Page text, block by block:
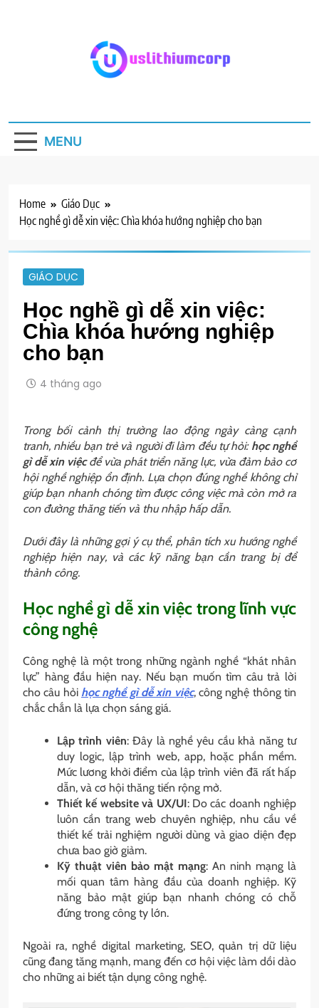
MENU
Home
Giáo Dục
Học nghề gì dễ xin việc: Chìa khóa hướng nghiệp cho bạn
GIÁO DỤC
Học nghề gì dễ xin việc:
Chìa khóa hướng nghiệp
cho bạn
4 tháng ago
Trong bối cảnh thị trường lao động ngày càng cạnh
tranh, nhiều bạn trẻ và người đi làm đều tự hỏi: học nghề
gì dễ xin việcđể vừa phát triển năng lực, vừa đảm bảo cơ
hội nghề nghiệp ổn định. Lựa chọn đúng nghề không chỉ
giúp bạn nhanh chóng tìm được công việc mà còn mở ra
con đường thăng tiến và thu nhập hấp dẫn.
Dưới đây là những gợi ý cụ thể, phân tích xu hướng nghề
nghiệp hiện nay, và các kỹ năng bạn cần trang bị để
thành công.
Học nghề gì dễ xin việc trong lĩnh vực
công nghệ
Công nghệ là một trong những ngành nghề “khát nhân
lực” hàng đầu hiện nay. Nếu bạn muốn tìm câu trả lời
cho câu hỏi học nghề gì dễ xin việc, công nghệ thông tin
chắc chắn là lựa chọn sáng giá.
Lập trình viên: Đây là nghề yêu cầu khả năng tư
duy logic, lập trình web, app, hoặc phần mềm.
Mức lương khởi điểm của lập trình viên đã rất hấp
dẫn, và cơ hội thăng tiến rộng mở.
Thiết kế website và UX/UI: Do các doanh nghiệp
luôn cần trang web chuyên nghiệp, nhu cầu về
thiết kế trải nghiệm người dùng và giao diện đẹp
chưa bao giờ giảm.
Kỹ thuật viên bảo mật mạng: An ninh mạng là
mối quan tâm hàng đầu của doanh nghiệp. Kỹ
năng bảo mật giúp bạn nhanh chóng có chỗ
đứng trong công ty lớn.
Ngoài ra, nghề digital marketing, SEO, quản trị dữ liệu
cũng đang tăng mạnh, mang đến cơ hội việc làm dồi dào
cho những ai biết tận dụng công nghệ.